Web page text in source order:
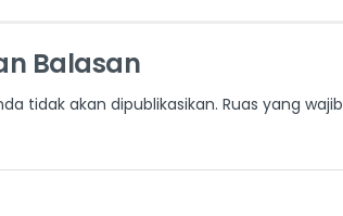
Balasan
tidak akan dipublikasikan. Ruas yang